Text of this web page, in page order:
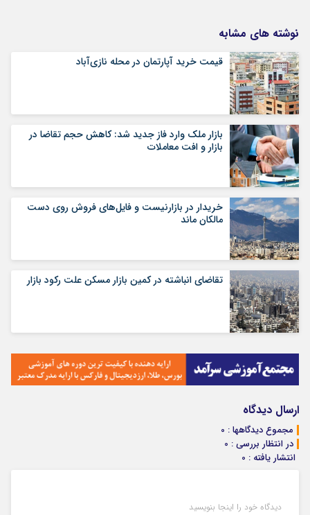
نوشته های مشابه
قیمت خرید آپارتمان در محله نازی‌آباد
بازار ملک وارد فاز جدید شد: کاهش حجم تقاضا در
بازار و افت معاملات
خریدار در بازارنیست و فایل‌های فروش روی دست
مالکان ماند
تقاضای انباشته در کمین بازار مسکن علت رکود بازار
ارسال دیدگاه
مجموع دیدگاهها : 0
در انتظار بررسی : 0
انتشار یافته : 0
دیدگاه خود را اینجا بنویسید